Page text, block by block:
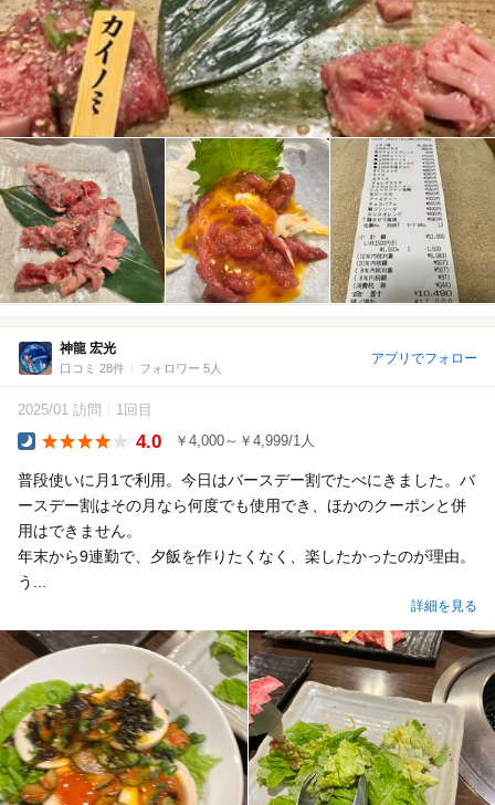
神龍 宏光
口コミ 28件 フォロワー 5人
アプリでフォロー
2025/01 訪問 1回目
4.0 ￥4,000～￥4,999/1人
普段使いに月1で利用。今日はバースデー割でたべにきました。バ
ースデー割はその月なら何度でも使用でき、ほかのクーポンと併
用はできません。
年末から9連勤で、夕飯を作りたくなく、楽したかったのが理由。
う...
詳細を見る